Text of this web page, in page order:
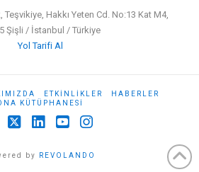
Teşvikiye, Hakkı Yeten Cd. No:13 Kat M4,
Şişli / İstanbul / Türkiye
Yol Tarifi Al
ETKİNLİKLER
HABERLER
KÜTÜPHANESI
by REVOLANDO